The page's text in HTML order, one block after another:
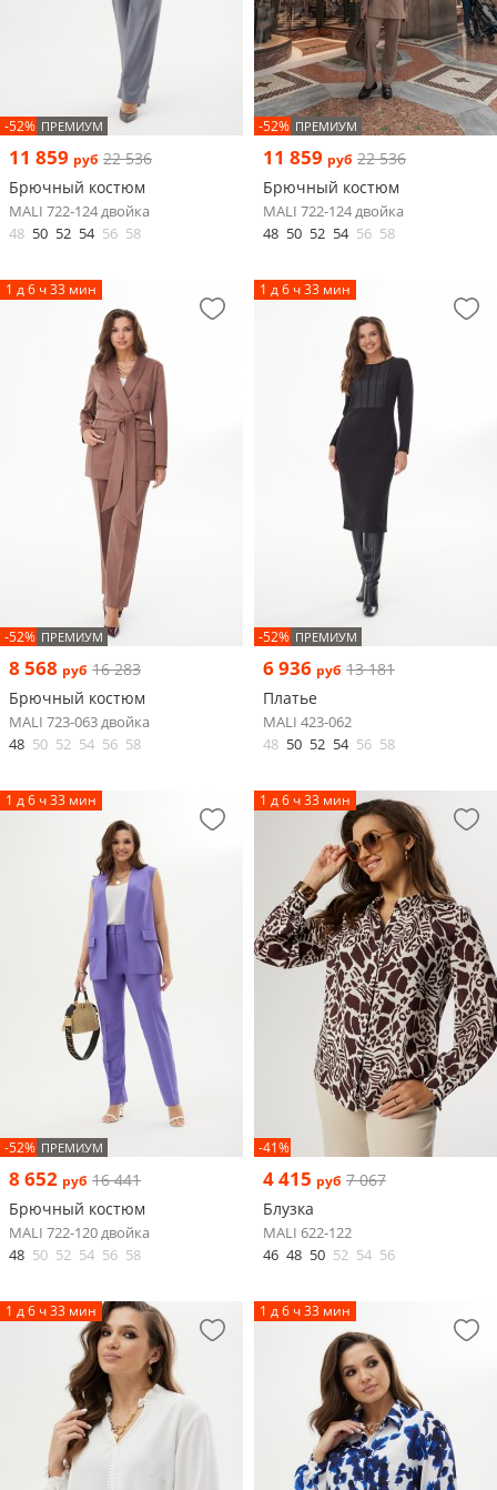
-52% ПРЕМИУМ
11 859 руб 22 536
Брючный костюм
MALI 722-124 двойка
48 50 52 54 56 58
-52% ПРЕМИУМ
11 859 руб 22 536
Брючный костюм
MALI 722-124 двойка
48 50 52 54 56 58
1 д 6 ч 33 мин
-52% ПРЕМИУМ
8 568 руб 16 283
Брючный костюм
MALI 723-063 двойка
48 50 52 54 56 58
1 д 6 ч 33 мин
-52% ПРЕМИУМ
6 936 руб 13 181
Платье
MALI 423-062
48 50 52 54 56 58
1 д 6 ч 33 мин
-52% ПРЕМИУМ
8 652 руб 16 441
Брючный костюм
MALI 722-120 двойка
48 50 52 54 56 58
1 д 6 ч 33 мин
-41%
4 415 руб 7 067
Блузка
MALI 622-122
46 48 50 52 54 56
1 д 6 ч 33 мин 1 д 6 ч 33 мин